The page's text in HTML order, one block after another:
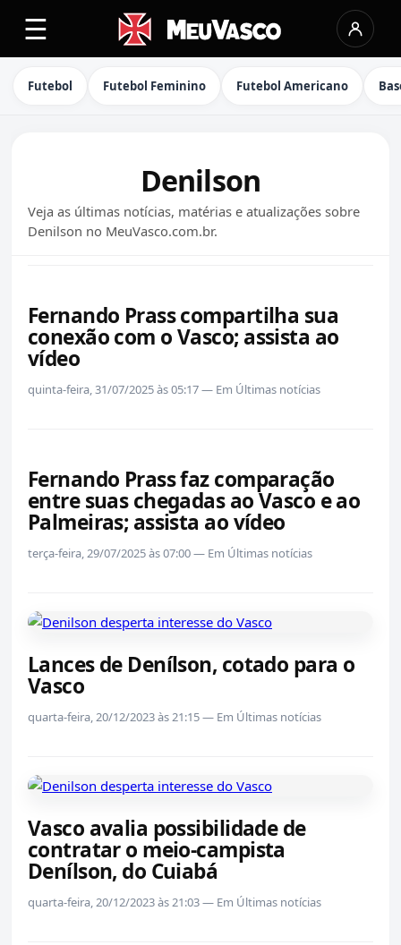
☰
Futebol Futebol Feminino Futebol Americano
Denilson
Veja as últimas notícias, matérias e atualizações sobre
Denilson no MeuVasco.com.br.
Fernando Prass compartilha sua
conexão com o Vasco; assista ao
vídeo
quinta-feira, 31/07/2025 às 05:17 — Em Últimas notícias
Fernando Prass faz comparação
entre suas chegadas ao Vasco e ao
Palmeiras; assista ao vídeo
terça-feira, 29/07/2025 às 07:00 — Em Últimas notícias
Lances de Denílson, cotado para o
Vasco
quarta-feira, 20/12/2023 às 21:15 — Em Últimas notícias
Vasco avalia possibilidade de
contratar o meio-campista
Denílson, do Cuiabá
quarta-feira, 20/12/2023 às 21:03 — Em Últimas notícias